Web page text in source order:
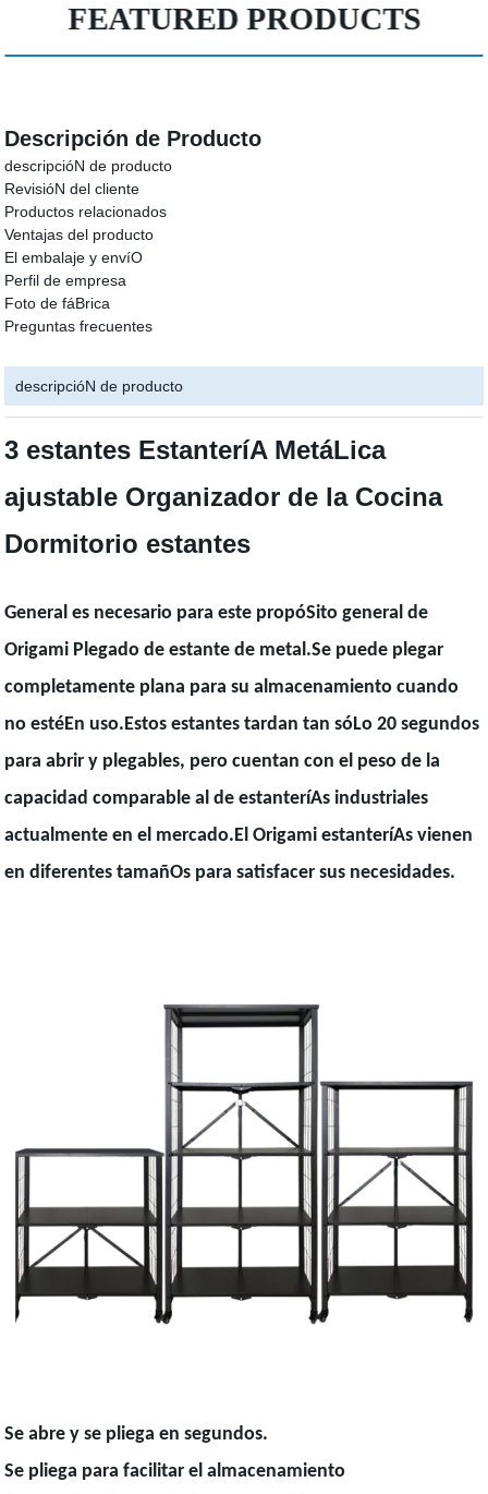
FEATURED PRODUCTS
Descripción de Producto
descripcióN de producto
RevisióN del cliente
Productos relacionados
Ventajas del producto
El embalaje y envíO
Perfil de empresa
Foto de fáBrica
Preguntas frecuentes
descripcióN de producto
3 estantes EstanteríA MetáLica
ajustable Organizador de la Cocina
Dormitorio estantes
General es necesario para este propóSito general de
Origami Plegado de estante de metal.Se puede plegar
completamente plana para su almacenamiento cuando
no estéEn uso.Estos estantes tardan tan sóLo 20 segundos
para abrir y plegables, pero cuentan con el peso de la
capacidad comparable al de estanteríAs industriales
actualmente en el mercado.El Origami estanteríAs vienen
en diferentes tamañOs para satisfacer sus necesidades.
Se abre y se pliega en segundos.
Se pliega para facilitar el almacenamiento